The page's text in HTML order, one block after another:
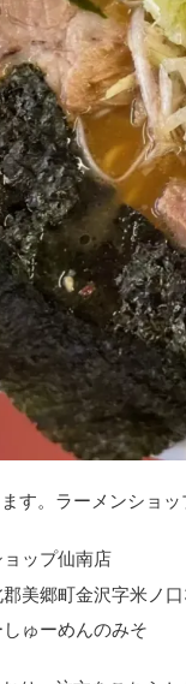
す。ラーメンショ
ップ仙南店
郷町金沢字米ノ
ゅーめんのみそ